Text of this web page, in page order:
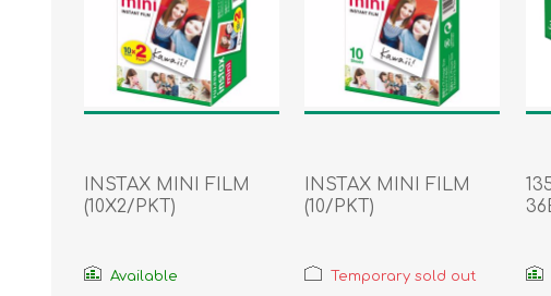
INSTAX MINI FILM
(10X2/PKT)
Available
INSTAX MINI FILM
(10/PKT)
Temporary sold out